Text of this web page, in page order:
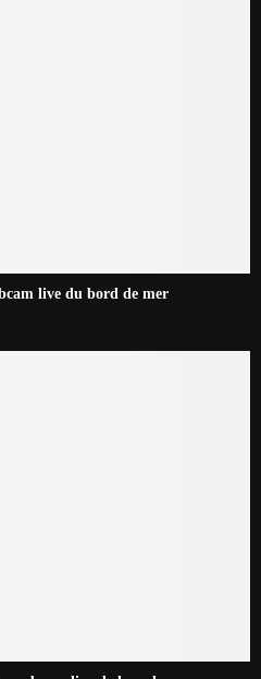
live du bord de mer